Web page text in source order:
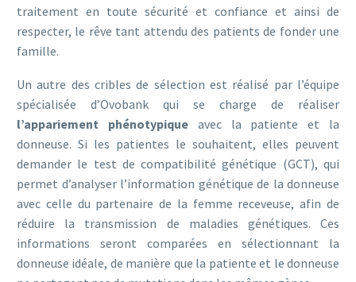
traitement en toute sécurité et confiance et ainsi de
respecter, le rêve tant attendu des patients de fonder une
famille.
Un autre des cribles de sélection est réalisé par l’équipe
spécialisée d’Ovobank qui se charge de réaliser
l’appariement phénotypiqueavec la patiente et la
donneuse. Si les patientes le souhaitent, elles peuvent
demander le test de compatibilité génétique (GCT), qui
permet d’analyser l’information génétique de la donneuse
avec celle du partenaire de la femme receveuse, afin de
réduire la transmission de maladies génétiques. Ces
informations seront comparées en sélectionnant la
donneuse idéale, de manière que la patiente et le donneuse